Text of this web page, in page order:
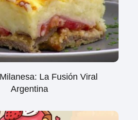
La Fusión Viral
Argentina